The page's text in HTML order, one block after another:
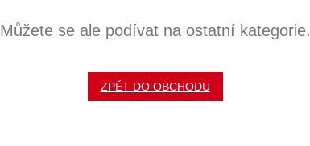
Můžete se ale podívat na ostatní kategorie.
ZPĚT DO OBCHODU